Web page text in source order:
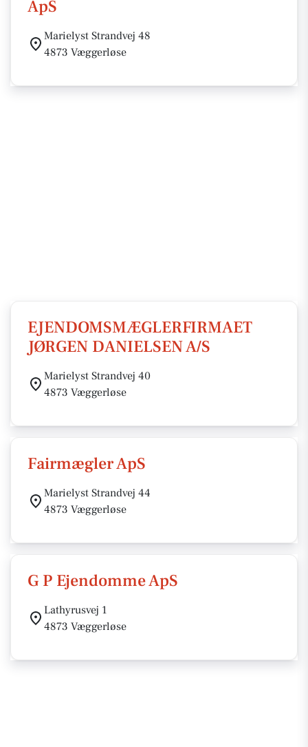
ApS
Marielyst Strandvej 48
4873 Væggerløse
EJENDOMSMÆGLERFIRMAET
JØRGEN DANIELSEN A/S
Marielyst Strandvej 40
4873 Væggerløse
Fairmægler ApS
Marielyst Strandvej 44
4873 Væggerløse
G P Ejendomme ApS
Lathyrusvej 1
4873 Væggerløse